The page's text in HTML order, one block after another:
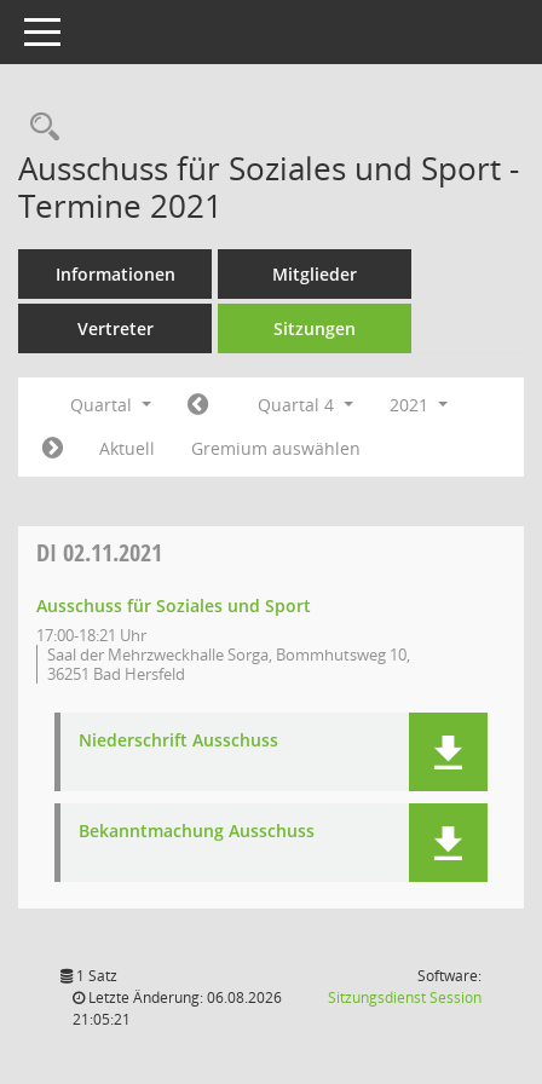
Toggle navigation
Rechercheauswahl
Ausschuss für Soziales und Sport -
Termine 2021
Informationen Mitglieder
Vertreter Sitzungen
Quartal Quartal 4
2021
Aktuell
Gremium auswählen
DI 02.11.2021
Ausschuss für Soziales und Sport
17:00-18:21 Uhr
Saal der Mehrzweckhalle Sorga, Bommhutsweg 10,
36251 Bad Hersfeld
Niederschrift Ausschuss
Bekanntmachung Ausschuss
1 Satz
Letzte Änderung: 06.08.2026
21:05:21
Software:
SitzungsdienstSession(Wird in